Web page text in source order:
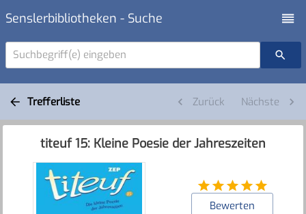
Senslerbibliotheken - Suche
Suchbegriff(e) eingeben
Trefferliste Zurück Nächste
titeuf 15: Kleine Poesie der Jahreszeiten
Bewerten